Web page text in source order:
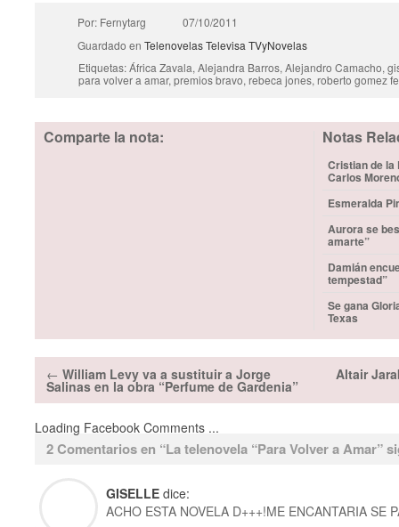
Por: Fernytarg
07/10/2011
Guardado en TelenovelasTelevisa TVyNovelas
Etiquetas: África Zavala, Alejandra Barros, Alejandro Camacho,
para volver a amar, premios bravo, rebeca jones, roberto gomez
Comparte la nota: Notas
Cristian de la
Carlos
Esmeralda
Aurora se
amarte”
Damián
tempestad”
Se gana
Texas
← William Levy va a sustituir a Jorge
Salinas en la obra “Perfume de Gardenia”
Altair
Loading Facebook Comments ...
2 Comentarios en “La telenovela “Para Volver a Amar”
GISELLE dice:
ACHO ESTA NOVELA D+++!ME ENCANTARIA SE